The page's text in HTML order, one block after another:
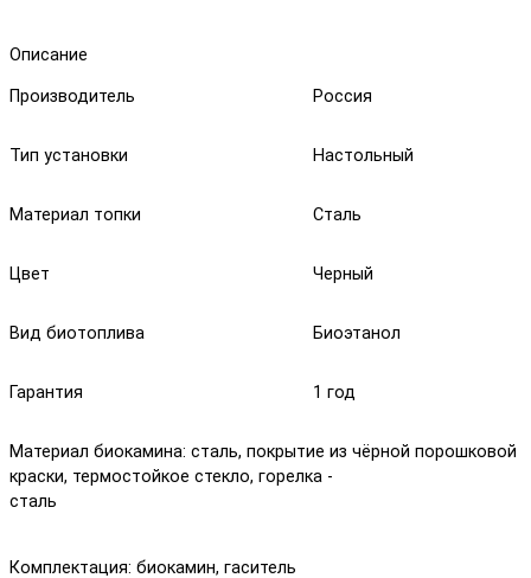
Описание
Производитель Россия
Тип установки Настольный
Материал топки Cталь
Цвет Черный
Вид биотоплива Биоэтанол
Гарантия 1 год
Материал биокамина: сталь, покрытие из чёрной порошковой
краски, термостойкое стекло, горелка -
сталь
Комплектация: биокамин, гаситель